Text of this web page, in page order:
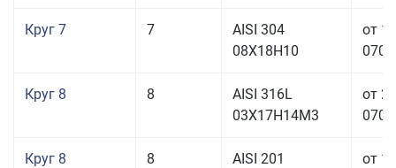
Круг 7 7
AISI 304
08Х18Н10
от
Круг 8 8
AISI 316L
03Х17Н14М3
от
Круг 8 8
AISI 201
от